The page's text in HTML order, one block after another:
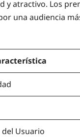
y atractivo. Los
una audiencia
Usuario